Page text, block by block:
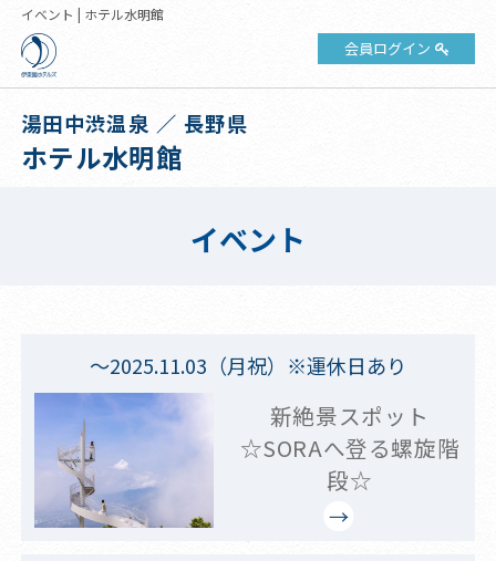
イベント | ホテル水明館
会員ログイン
湯田中渋温泉 ／ 長野県
ホテル水明館
イベント
～2025.11.03（月祝）※運休日あり
新絶景スポット
☆SORAへ登る螺旋階
段☆